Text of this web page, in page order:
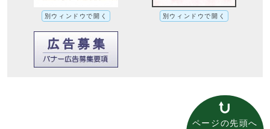
別ウィンドウで開く 別ウィンドウで開く
ページの先頭へ